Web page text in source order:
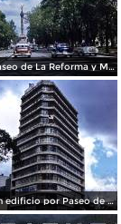
Paseo de La Reforma y Mto a La Independencia 1950
Un edificio por Paseo de La Reforma 1950